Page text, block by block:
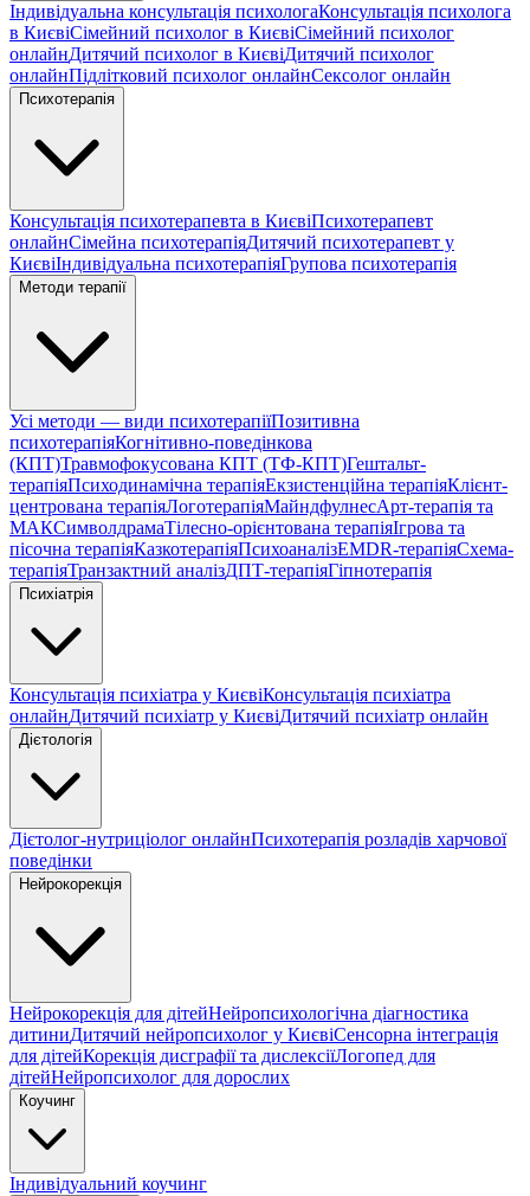
Індивідуальна консультація психологаКонсультація психолога
в КиєвіСімейний психолог в КиєвіСімейний психолог
онлайнДитячий психолог в КиєвіДитячий психолог
онлайнПідлітковий психолог онлайнСексолог онлайн
Психотерапія
Консультація психотерапевта в КиєвіПсихотерапевт
онлайнСімейна психотерапіяДитячий психотерапевт у
КиєвіІндивідуальна психотерапіяГрупова психотерапія
Методи терапії
Усі методи — види психотерапіїПозитивна
психотерапіяКогнітивно-поведінкова
(КПТ)Травмофокусована КПТ (ТФ-КПТ)Гештальт-
терапіяПсиходинамічна терапіяЕкзистенційна терапіяКлієнт-
центрована терапіяЛоготерапіяМайндфулнесАрт-терапія та
МАКСимволдрамаТілесно-орієнтована терапіяІгрова та
пісочна терапіяКазкотерапіяПсихоаналізEMDR-терапіяСхема-
терапіяТранзактний аналізДПТ-терапіяГіпнотерапія
Психіатрія
Консультація психіатра у КиєвіКонсультація психіатра
онлайнДитячий психіатр у КиєвіДитячий психіатр онлайн
Дієтологія
Дієтолог-нутриціолог онлайнПсихотерапія розладів харчової
поведінки
Нейрокорекція
Нейрокорекція для дітейНейропсихологічна діагностика
дитиниДитячий нейропсихолог у КиєвіСенсорна інтеграція
для дітейКорекція дисграфії та дислексіїЛогопед для
дітейНейропсихолог для дорослих
Коучинг
Індивідуальний коучинг